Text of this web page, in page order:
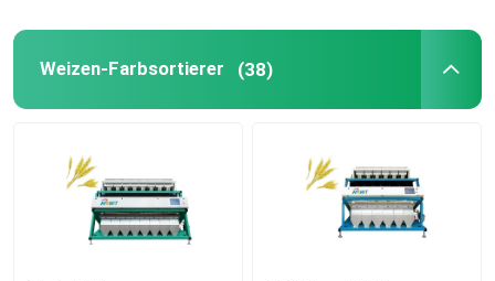
Weizen-Farbsortierer (38)